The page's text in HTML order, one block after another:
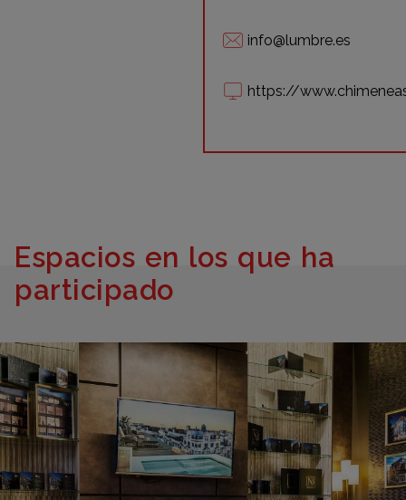
info@lumbre.es
https://
Espacios en los que ha
participado